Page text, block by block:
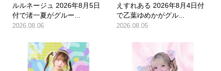
ルルネージュ 2026年8月5日
付で渚一夏がグルー...
2026.08.06
えすれある 2026年8月4日付
で乙葉ゆめかがグル...
2026.08.05